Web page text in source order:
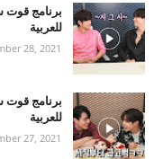
للعربية
28, 2021
للعربية
27, 2021